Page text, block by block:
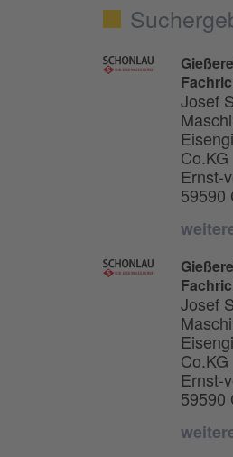
Josef
Co.KG
Ernst-
59590
Josef
Co.KG
Ernst-
59590